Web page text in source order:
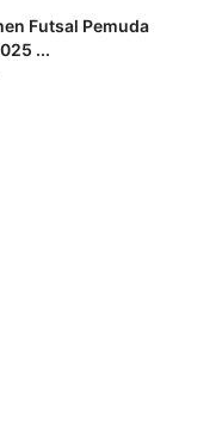
Futsal Pemuda
...